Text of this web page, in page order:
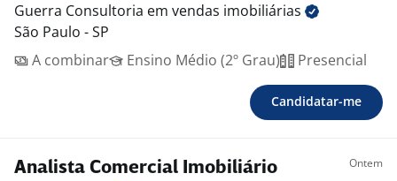
Guerra Consultoria em vendas imobiliárias
São Paulo - SP
A combinar
Ensino Médio (2º Grau) Presencial
Candidatar-me
Analista Comercial Imobiliário Ontem